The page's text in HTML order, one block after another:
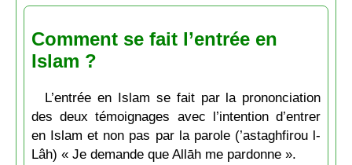
Comment se fait l’entrée en
Islam ?
L’entrée en Islam se fait par la prononciation
des deux témoignages avec l’intention d’entrer
en Islam et non pas par la parole (’astaghfirou l-
Lâh) « Je demande que Allāh me pardonne ».